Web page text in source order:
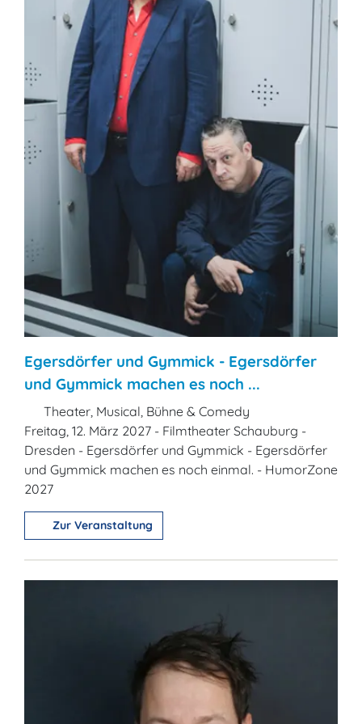
Egersdörfer und Gymmick - Egersdörfer
und Gymmick machen es noch ...
Theater, Musical, Bühne & Comedy
Freitag, 12. März 2027 - Filmtheater Schauburg -
Dresden - Egersdörfer und Gymmick - Egersdörfer
und Gymmick machen es noch einmal. - HumorZone
2027
Zur Veranstaltung